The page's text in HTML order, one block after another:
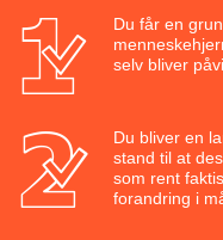
Du får en
selv bliver
Du bliver en
stand til at
som rent
forandring i